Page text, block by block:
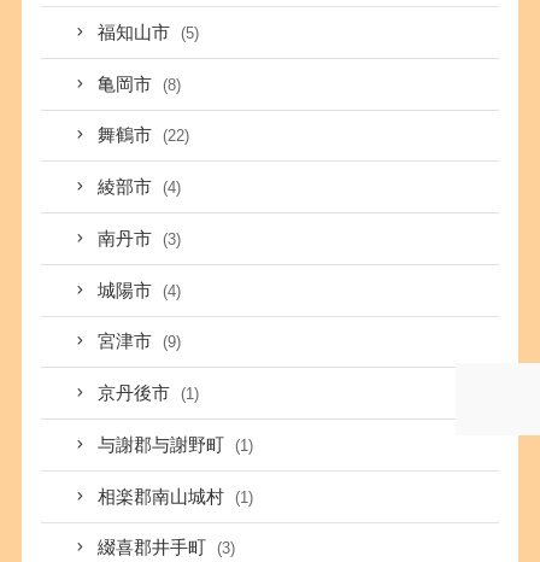
福知山市 (5)
亀岡市 (8)
舞鶴市 (22)
綾部市 (4)
南丹市 (3)
城陽市 (4)
宮津市 (9)
京丹後市 (1)
与謝郡与謝野町 (1)
相楽郡南山城村 (1)
綴喜郡井手町 (3)